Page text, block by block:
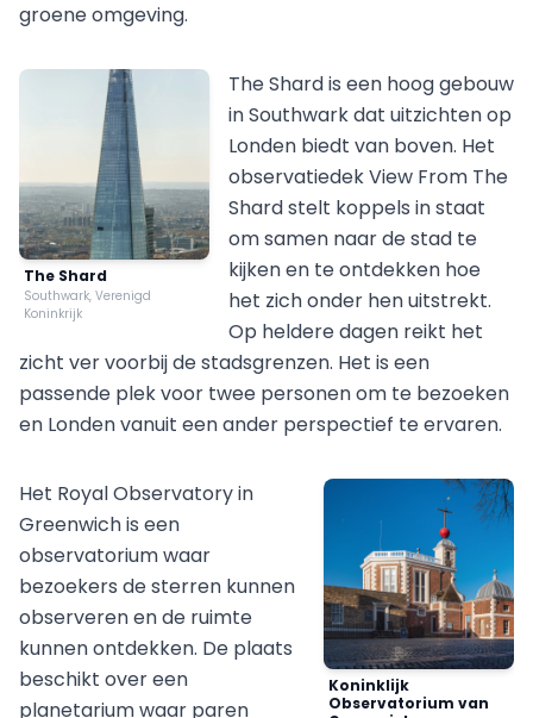
groene omgeving.
The Shard
Southwark, Verenigd
Koninkrijk
The Shard is een hoog gebouw
in Southwark dat uitzichten op
Londen biedt van boven. Het
observatiedek View From The
Shard stelt koppels in staat
om samen naar de stad te
kijken en te ontdekken hoe
het zich onder hen uitstrekt.
Op heldere dagen reikt het
zicht ver voorbij de stadsgrenzen. Het is een
passende plek voor twee personen om te bezoeken
en Londen vanuit een ander perspectief te ervaren.
Koninklijk
Observatorium van
Het Royal Observatory in
Greenwich is een
observatorium waar
bezoekers de sterren kunnen
observeren en de ruimte
kunnen ontdekken. De plaats
beschikt over een
planetarium waar paren